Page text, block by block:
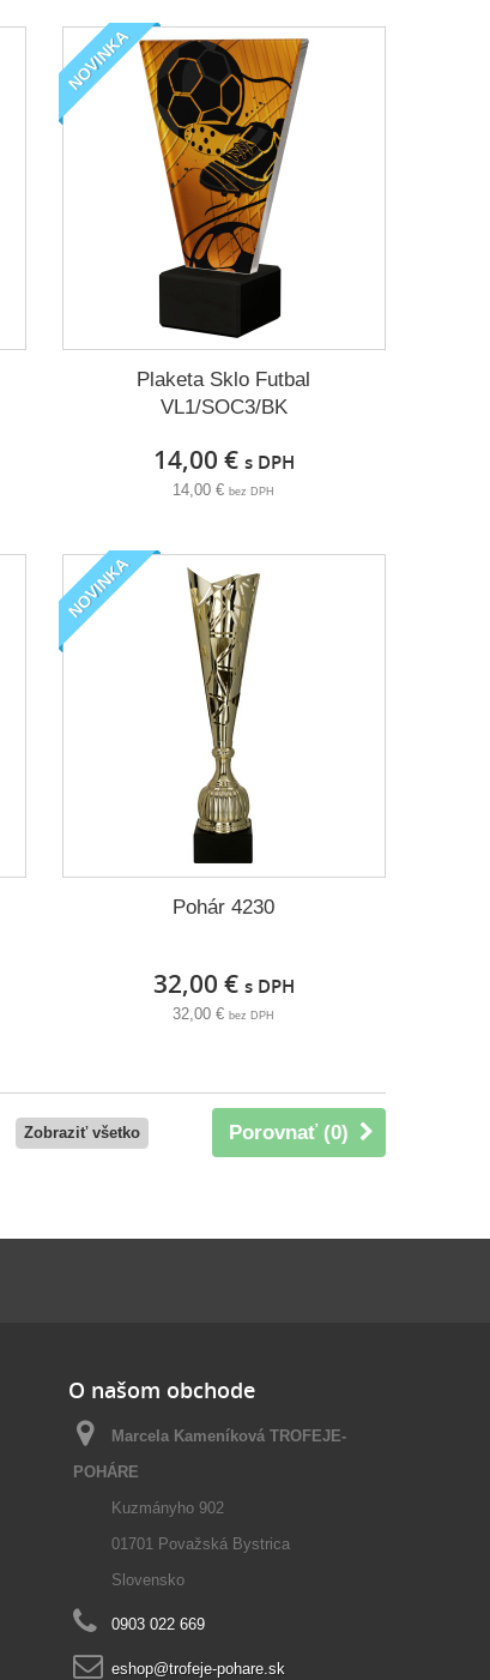
NOVINKA
Plaketa Sklo Futbal
VL1/SOC3/BK
14,00 € s DPH
14,00 €bez DPH
NOVINKA
Pohár 4230
32,00 € s DPH
32,00 €bez DPH
Porovnať (0)
Zobraziť všetko
O našom obchode
Marcela Kameníková TROFEJE-
POHÁRE
Kuzmányho 902
01701 Považská Bystrica
Slovensko
0903 022 669
eshop@trofeje-pohare.sk